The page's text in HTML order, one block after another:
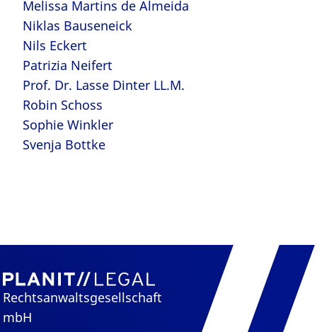
Melissa Martins de Almeida
Niklas Bauseneick
Nils Eckert
Patrizia Neifert
Prof. Dr. Lasse Dinter LL.M.
Robin Schoss
Sophie Winkler
Svenja Bottke
Rechtsanwaltsgesellschaft
mbH